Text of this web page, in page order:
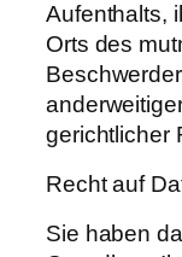
Aufenthalts,
Orts des
gerichtlicher
Recht auf
Sie haben